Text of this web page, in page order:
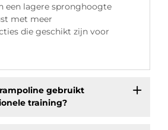
een lagere spronghoogte
met meer
die geschikt zijn voor
gebruikt
training?